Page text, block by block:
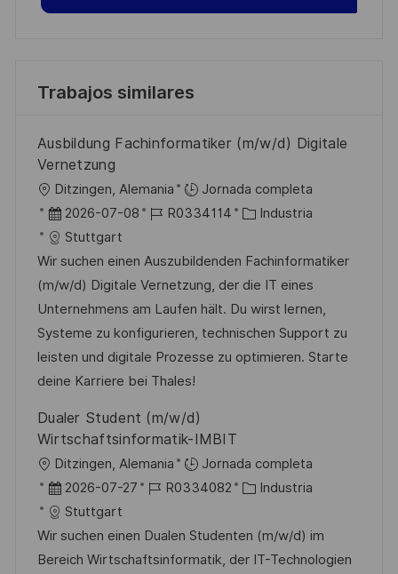
Trabajos similares
Ausbildung Fachinformatiker (m/w/d) Digitale
Vernetzung
U
b
c
a
c
i
ó
n
Ditzingen, Alemania
Jornada completa
F
e
c
h
a
d
e
p
b
c
a
2026-07-08
I
d
e
e
m
p
o
R0334114
C
t
e
g
o
r
Industria
Stuttgart
Wir suchen einen Auszubildenden Fachinformatiker
(m/w/d) Digitale Vernetzung, der die IT eines
Unternehmens am Laufen hält. Du wirst lernen,
Systeme zu konfigurieren, technischen Support zu
leisten und digitale Prozesse zu optimieren. Starte
deine Karriere bei Thales!
Dualer Student (m/w/d)
Wirtschaftsinformatik-IMBIT
U
b
c
a
Ditzingen, Alemania
Jornada completa
F
e
c
h
2026-07-27
I
d
e
R0334082
C
t
e
Industria
Stuttgart
Wir suchen einen Dualen Studenten (m/w/d) im
Bereich Wirtschaftsinformatik, der IT-Technologien